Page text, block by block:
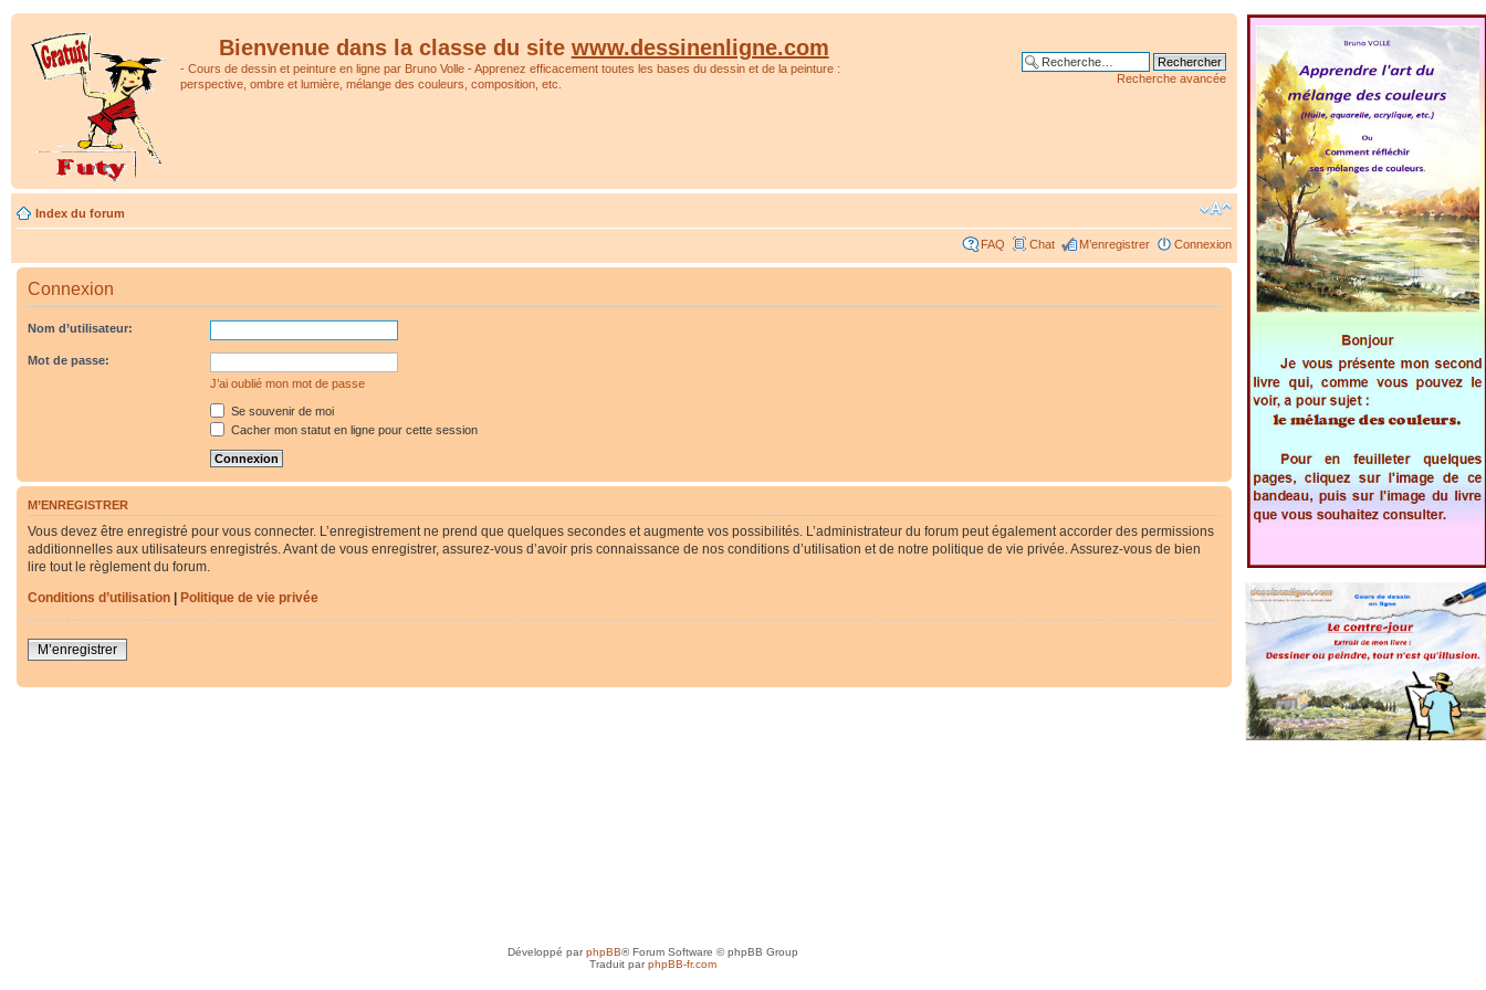
Bienvenue dans la classe du site www.dessinenligne.com
- Cours de dessin et peinture en ligne par Bruno Volle - Apprenez efficacement toutes les bases du dessin et de la peinture :
perspective, ombre et lumière, mélange des couleurs, composition, etc.
Recherche avancée
Index du forum
FAQ Chat M’enregistrer Connexion
Connexion
Nom d’utilisateur:
Mot de passe:
J’ai oublié mon mot de passe
Se souvenir de moi
Cacher mon statut en ligne pour cette session
M’ENREGISTRER
Vous devez être enregistré pour vous connecter. L’enregistrement ne prend que quelques secondes et augmente vos possibilités. L’administrateur du forum peut également accorder des permissions
additionnelles aux utilisateurs enregistrés. Avant de vous enregistrer, assurez-vous d’avoir pris connaissance de nos conditions d’utilisation et de notre politique de vie privée. Assurez-vous de bien
lire tout le règlement du forum.
Conditions d’utilisation | Politique de vie privée
M’enregistrer
Développé parphpBB® Forum Software © phpBB Group
Traduit parphpBB-fr.com